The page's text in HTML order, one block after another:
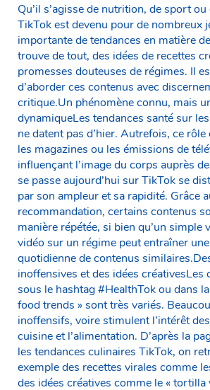
Qu’il s’agisse de nutrition, de sport
TikTok est devenu pour de nombreux
importante de tendances en matière
trouve de tout, des idées de recettes
promesses douteuses de régimes. Il
d’aborder ces contenus avec
critique.Un phénomène connu, mais
dynamiqueLes tendances santé sur
ne datent pas d’hier. Autrefois, ce
les magazines ou les émissions de
influençant l’image du corps auprès
se passe aujourd’hui sur TikTok se
par son ampleur et sa rapidité. Grâce
recommandation, certains contenus
manière répétée, si bien qu’un simple
vidéo sur un régime peut entraîner
quotidienne de contenus
inoffensives et des idées créativesLes
sous le hashtag #HealthTok ou dans
food trends » sont très variés.
inoffensifs, voire stimulent l’intérêt
cuisine et l’alimentation. D’après la
les tendances culinaires TikTok, on
exemple des recettes virales comme
des idées créatives comme le « tortilla